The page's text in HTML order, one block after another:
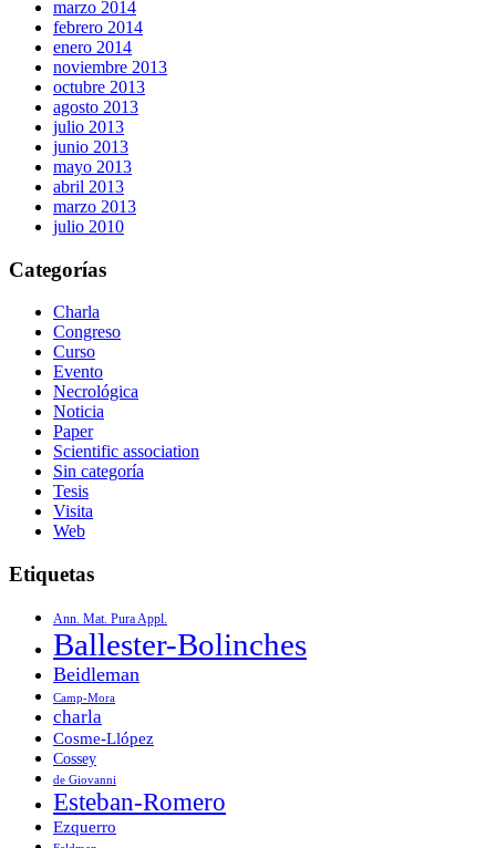
marzo 2014
febrero 2014
enero 2014
noviembre 2013
octubre 2013
agosto 2013
julio 2013
junio 2013
mayo 2013
abril 2013
marzo 2013
julio 2010
Categorías
Charla
Congreso
Curso
Evento
Necrológica
Noticia
Paper
Scientific association
Sin categoría
Tesis
Visita
Web
Etiquetas
Ann. Mat. Pura Appl.
Ballester-Bolinches
Beidleman
Camp-Mora
charla
Cosme-Llópez
Cossey
de Giovanni
Esteban-Romero
Ezquerro